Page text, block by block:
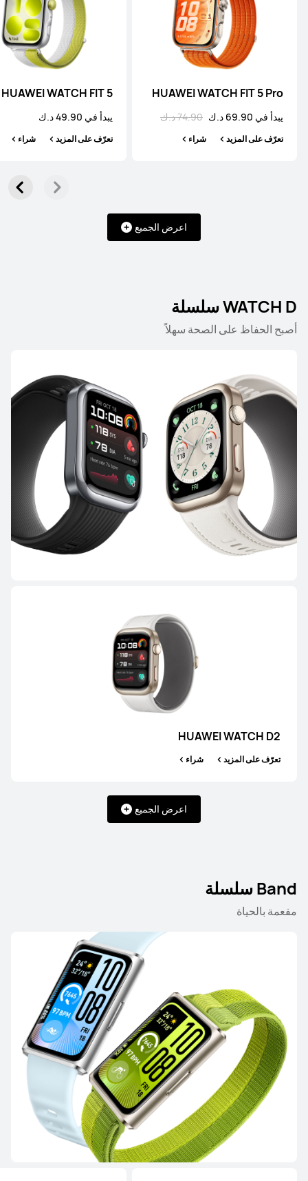
HUAWEI WATCH FIT 5 Pro
يبدأ في 69.90 د.ك 74.90 د.ك
تعرّف على المزيد شراء
HUAWEI WATCH FIT 5
يبدأ في 49.90 د.ك
تعرّف على المزيد شراء
اعرض الجميع
WATCH D سلسلة
‏أصبح الحفاظ على الصحة سهلاً
HUAWEI WATCH D2
تعرّف على المزيد شراء
اعرض الجميع
Band سلسلة
مفعمة بالحياة
HUAWEI WATCH 5
تعرّف على المزيد شراء
HUAWEI WATCH 4 Series
تعرّف على المزيد
HUAWEI WATCH GT Runner 2
يبدأ في 105.90 د.ك
تعرّف على المزيد شراء
HUAWEI WATCH GT 6 Pro
HUAWEI WATCH GT 6
HUAWEI WATCH GT 5
تعرّف على المزيد شراء
WATCH FIT سلسلة